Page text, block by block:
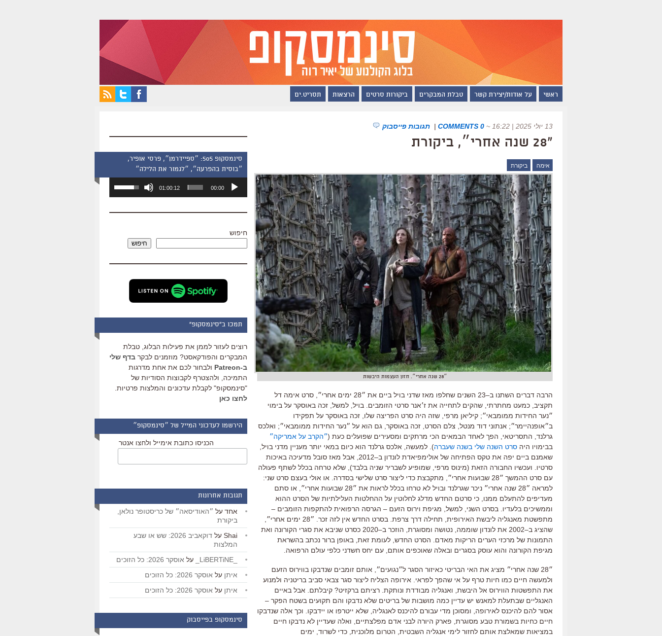
ראשי על אודות/יצירת קשר טבלת המבקרים ביקורות סרטים הרצאות תסריט.ים
13 יולי 2025 | 16:22 ~
0 COMMENTS
| תגובות פייסבוק
"28 שנה אחרי״, ביקורת
אימה ביקורת
״28 שנה אחרי״. חזון העצמות היבשות
הרבה דברים השתנו ב–
23 השנים שחלפו מאז שדני בויל ביים את ״28 ימים אחרי״ סרט אימה דל
תקציב כמעט מחתרתי שהקים לתחייה את ז׳אנר סרטי הזומבים בויל למשל זכה באוסקר על בימוי
״נער החידות ממומבאי״; קיליאן מרפי שזה היה סרט הפריצה שלו זכה באוסקר על תפקידו
ב״אופנהיימר״; אנתוני דוד מנטל צלם הסרט זכה באוסקר גם הוא על ״נער החידות ממומבאי״; ואלכס
גרלנד התסריטאי הפך לאחד הבמאים הכי מרתקים ומסעירים שפועלים כעת (״הקרב על אמריקה״
בבימויו היה סרט השנה שלי בשנה שעברה). למעשה אלכס גרלנד הוא כיום במאי יותר מעניין מדני בויל
שאמנם ביים יפה את טקס הפתיחה של אולימפיאדת לונדון ב–
2012
אבל מאז סובל מדעיכה באיכות
סרטיו
ועכשיו החבורה הזאת (מינוס מרפי, שמופיע לשבריר שניה בלבד), שלא טרחה בכלל לשתף פעולה
עם סרט ההמשך ״28 שבועות אחרי״ מתקבצת כדי ליצור סרט שלישי בסדרה או אולי בעצם סרט שני:
למראה ״28 שנה אחרי״ ניכר שגרלנד ובויל לא טרחו בכלל לראות את ״28 שבועות אחרי״
או סתם
מעדיפים להתעלם ממנו כי סרטם החדש מדלג לחלוטין על ההחלטות העלילתיות של הסרט ההוא
וממשיכים בלעדיו בסרט השני למשל מגיפת וירוס הזעם – הגרסה הרפואית להתקפות הזומבים –
מתפשטת מאנגליה ליבשת האירופית תחילה דרך צרפת בסרט החדש אין לזה זכר ״28 ימים אחרי״
שהציג ב–
2002 את לונדון שוממה נטושה ומסוגרת הוזכר ב–
2020 כסרט שניבא את סגרי הקורונה ואת
התמונות של מרכזי הערים הריקות מאדם
הסרט החדש לעומת זאת באופן ברור נכתב בהשראת
מגיפת הקורונה והוא עוסק בסגרים ובאלה שאוכפים אותם עם יחס חשדני כלפי עולם הרפואה
״28 שנה אחרי״ מציג את האי הבריטי כאיזור הסגר ל״נגועים״
אותם זומבים שנדבקו בווירוס הזעם
ולמעשה חיים כמו חיות טרף על אי שהפך לפראי
אירופה הצליח ליצור סגר צבאי סביב בריטניה ולמנוע
את התפשטות הווירוס אל היבשת, ואנגליה מבודדת ונותקת. רציתם ברקזיט? קיבלתם
אבל באיים
האנגליים שבתעלת למאנש יש עדיין כמה מושבות של בריטים שלא נדבקו והם תקועים בשטח הפקר –
אסור להם להיכנס לאירופה
ומסוכן מדי עבורם להיכנס לאנגליה שלא ייטרפו או יידבקו
וכך אלה שנדבקו
חיים כחיות בשמורת טבע מסוגרת פארק היורה לבני אדם מפלצתיים
ואלה שעדיין לא נדבקו חיים
במציאות שמאלצת אותם לחזור לימי אנגליה השבטית הטרום מלוכנית כדי לשרוד ימים
סינמסקופ 505: ״ספיידרמן״, פרסי אופיר,
״בוסית בהפרעה״, ״לגמור את הלילה״
אודיו
00:00
01:00:12
השתמש
כדי
שמע.
חיפוש
חיפוש
תמכו ב"סינמסקופ"
רוצים לעזור לממן את פעילות הבלוג, טבלת
המבקרים והפודקאסט? מוזמנים לבקר בדף שלי
ב-Patreon
ולבחור לכם את אחת מדרגות
התמיכה, ולהצטרף לקבוצות הסודיות של
"סינמסקופ" לקבלת עדכונים והמלצות פרטיות.
לחצו כאן
הירשמו לעדכוני המייל של ״סינמסקופ״
הכניסו כתובת אימייל ולחצו אנטר
תגובות אחרונות
אחד על ״האודיסאה״ של כריסטופר נולאן,
ביקורת
Shai על
דוקאביב 2026: שש או שבע
המלצות
על אוסקר 2026: כל הזוכים
איתן על אוסקר 2026: כל הזוכים
איתן על אוסקר 2026: כל הזוכים
סינמסקופ בפייסבוק